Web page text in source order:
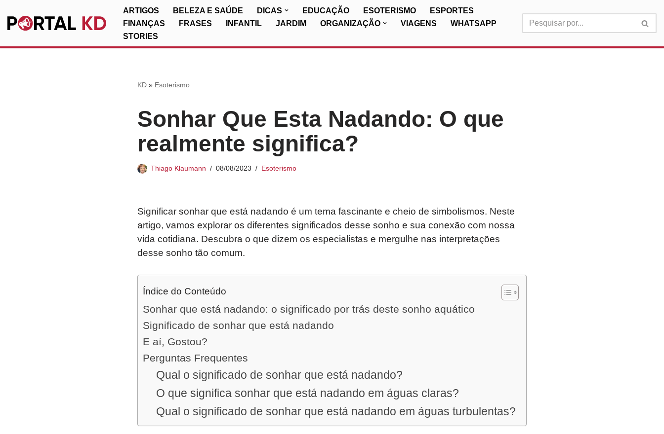
Pular
ARTIGOS BELEZA E SAÚDE DICAS EDUCAÇÃO ESOTERISMO
ESPORTES
FINANÇAS
FRASES INFANTIL JARDIM ORGANIZAÇÃO VIAGENS
WHATSAPP
STORIES
KD» Esoterismo
Sonhar Que Esta Nadando: O que
realmente significa?
Thiago Klaumann 08/08/2023 Esoterismo
Significar sonhar que está nadando é um tema fascinante e cheio de simbolismos. Neste
artigo, vamos explorar os diferentes significados desse sonho e sua conexão com nossa
vida cotidiana. Descubra o que dizem os especialistas e mergulhe nas interpretações
desse sonho tão comum.
Índice do Conteúdo
Sonhar que está nadando: o significado por trás deste sonho aquático
Significado de sonhar que está nadando
E aí, Gostou?
Perguntas Frequentes
Qual o significado de sonhar que está nadando?
O que significa sonhar que está nadando em águas claras?
Qual o significado de sonhar que está nadando em águas turbulentas?